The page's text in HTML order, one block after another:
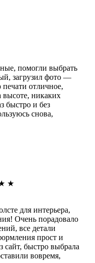
помогли выбрать
загрузил фото —
печати отличное,
высоте, никаких
быстро и без
снова,
★
для интерьера,
Очень порадовало
все детали
прост и
сайт, быстро выбрала
вовремя,